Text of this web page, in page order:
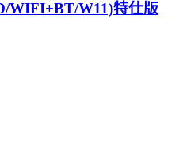
WIFI+BT/W11)特仕版